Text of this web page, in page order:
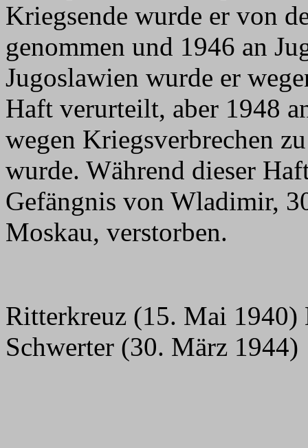
Kriegsende wurde er von
genommen und 1946 an
Jugoslawien wurde er
Haft verurteilt, aber 1948
wegen Kriegsverbrechen
wurde. Während dieser
Gefängnis von Wladimir,
Moskau, verstorben.
Ritterkreuz (15. Mai 1940)
Schwerter (30. März 1944)